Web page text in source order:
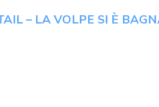
– LA VOLPE SI È